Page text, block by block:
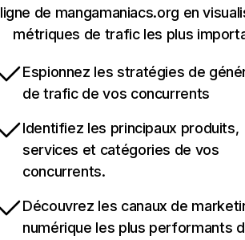
ligne de mangamaniacs.org en
métriques de trafic les plus
Espionnez les stratégies de
de trafic de vos concurrents
Identifiez les principaux produits,
services et catégories de vos
concurrents.
Découvrez les canaux de
numérique les plus performants